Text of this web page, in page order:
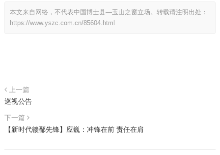
本文来自网络，不代表中国博士县—玉山之窗立场。转载请注明出处：
https://www.yszc.com.cn/85604.html
上一篇
巡视公告
下一篇
【新时代赣鄱先锋】应巍：冲锋在前 责任在肩